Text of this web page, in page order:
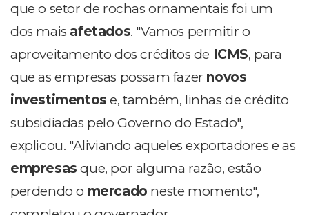
que o setor de rochas ornamentais foi um
dos mais afetados. "Vamos permitir o
aproveitamento dos créditos de ICMS, para
que as empresas possam fazer novos
investimentos e, também, linhas de crédito
subsidiadas pelo Governo do Estado",
explicou. "Aliviando aqueles exportadores e as
empresas que, por alguma razão, estão
perdendo o mercado neste momento",